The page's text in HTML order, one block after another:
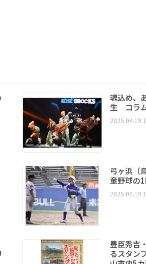
魂込め、
生 コラム
2025.04.19
弓ヶ浜（
童野球の
2025.04.19
豊臣秀吉
るスタン